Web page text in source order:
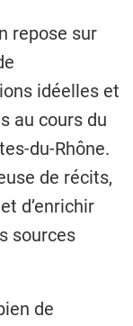
repose sur
idéelles et
au cours du
du-Rhône.
de récits,
d’enrichir
sources
de